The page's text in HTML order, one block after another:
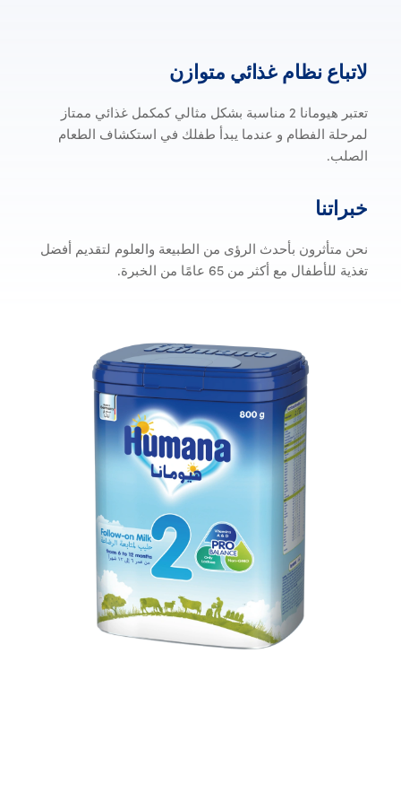
لاتباع نظام غذائي متوازن
تعتبر هيومانا 2 مناسبة بشكل مثالي كمكمل غذائي ممتاز
لمرحلة الفطام و عندما يبدأ طفلك في استكشاف الطعام
الصلب.
خبراتنا
نحن متأثرون بأحدث الرؤى من الطبيعة والعلوم لتقديم أفضل
تغذية للأطفال مع أكثر من 65 عامًا من الخبرة.